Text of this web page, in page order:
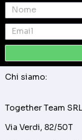
Chi siamo:
Together Team SRL
Via Verdi, 82/50T